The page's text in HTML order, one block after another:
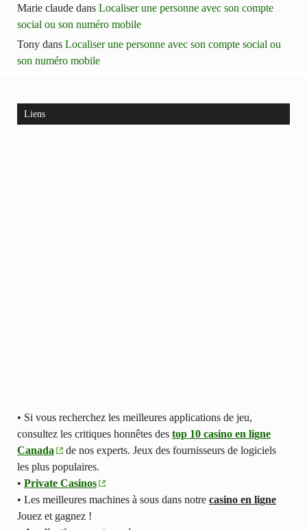
Marie claude dans Localiser une personne avec son compte
social ou son numéro mobile
Tony dans Localiser une personne avec son compte social ou
son numéro mobile
Liens
• Si vous recherchez les meilleures applications de jeu,
consultez les critiques honnêtes des top 10 casino en ligne
Canada
de nos experts. Jeux des fournisseurs de logiciels
les plus populaires.
• Private Casinos
• Les meilleures machines à sous dans notre casino en ligne
Jouez et gagnez !